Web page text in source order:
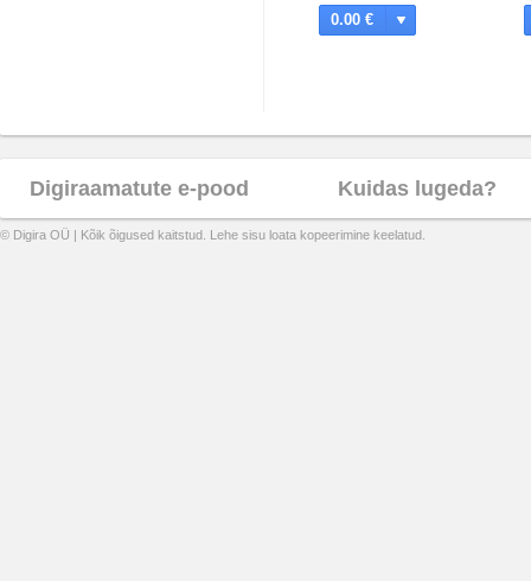
0.00 €
Digiraamatute e-pood Kuidas lugeda?
© Digira OÜ | Kõik õigused kaitstud. Lehe sisu loata kopeerimine keelatud.